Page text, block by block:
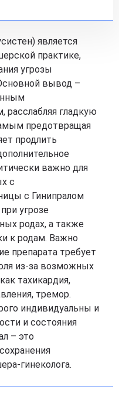
является
практике,
угрозы
вывод –
расслабляя гладкую
предотвращая
продлить
важно для
с
с Гинипралом
угрозе
родах, а также
к родам. Важно
препарата требует
из-за возможных
тахикардия,
тремор.
индивидуальны и
и состояния
– это
гинеколога.